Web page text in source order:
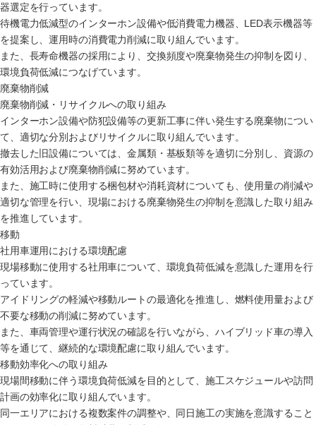
器選定を行っています。
待機電力低減型のインターホン設備や低消費電力機器、LED表示機器等
を提案し、運用時の消費電力削減に取り組んでいます。
また、長寿命機器の採用により、交換頻度や廃棄物発生の抑制を図り、
環境負荷低減につなげています。
廃棄物削減
廃棄物削減・リサイクルへの取り組み
インターホン設備や防犯設備等の更新工事に伴い発生する廃棄物につい
て、適切な分別およびリサイクルに取り組んでいます。
撤去した旧設備については、金属類・基板類等を適切に分別し、資源の
有効活用および廃棄物削減に努めています。
また、施工時に使用する梱包材や消耗資材についても、使用量の削減や
適切な管理を行い、現場における廃棄物発生の抑制を意識した取り組み
を推進しています。
移動
社用車運用における環境配慮
現場移動に使用する社用車について、環境負荷低減を意識した運用を行
っています。
アイドリングの軽減や移動ルートの最適化を推進し、燃料使用量および
不要な移動の削減に努めています。
また、車両管理や運行状況の確認を行いながら、ハイブリッド車の導入
等を通じて、継続的な環境配慮に取り組んでいます。
移動効率化への取り組み
現場間移動に伴う環境負荷低減を目的として、施工スケジュールや訪問
計画の効率化に取り組んでいます。
同一エリアにおける複数案件の調整や、同日施工の実施を意識すること